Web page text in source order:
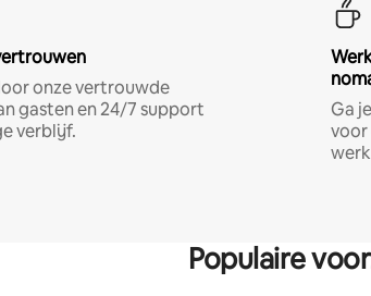
onze vertrouwde
gasten en 24/7 support
verblijf.
Ga
voor
Populaire